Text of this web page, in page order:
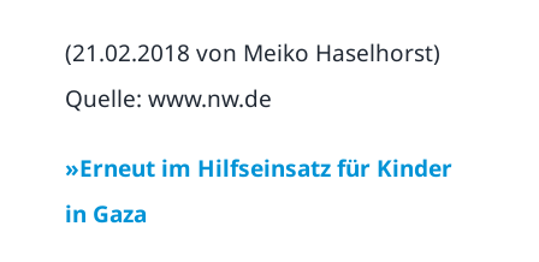
(21.02.2018 von Meiko Haselhorst)
Quelle: www.nw.de
»Erneut im Hilfseinsatz für Kinder
in Gaza